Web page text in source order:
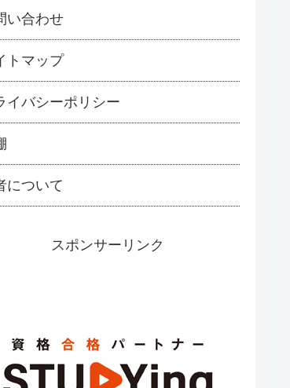
い合わせ
トマップ
イバシーポリシー
について
スポンサーリンク